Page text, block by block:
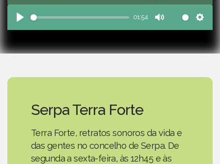
Play
01:54
Mute
Serpa Terra Forte
Terra Forte, retratos sonoros da vida e
das gentes no concelho de Serpa. De
segunda a sexta-feira, às 12h45 e às